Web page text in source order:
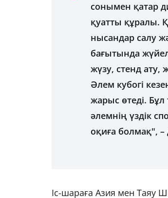
сонымен қатар
қуатты құралы.
нысандар салу
бағытында
жүзу, стенд ату,
Әлем кубогі
жарыс өтеді.
әлемнің үздік
оқиға болмақ",
Іс-шараға Азия мен Таяу